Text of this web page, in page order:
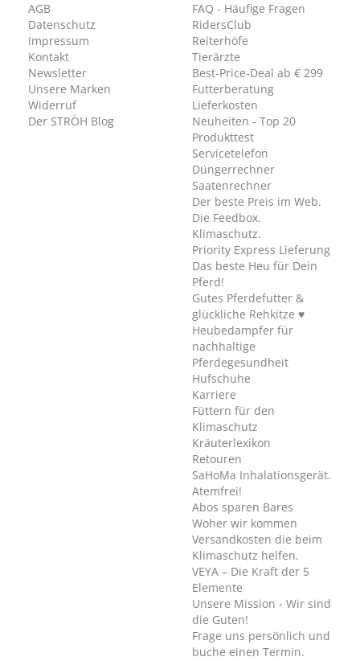
AGB
Datenschutz
Impressum
Kontakt
Newsletter
Unsere Marken
Widerruf
Der STRÖH Blog
FAQ - Häufige Fragen
RidersClub
Reiterhöfe
Tierärzte
Best-Price-Deal ab € 299
Futterberatung
Lieferkosten
Neuheiten - Top 20
Produkttest
Servicetelefon
Düngerrechner
Saatenrechner
Der beste Preis im Web.
Die Feedbox.
Klimaschutz.
Priority Express Lieferung
Das beste Heu für Dein
Pferd!
Gutes Pferdefutter &
glückliche Rehkitze ♥
Heubedampfer für
nachhaltige
Pferdegesundheit
Hufschuhe
Karriere
Füttern für den
Klimaschutz
Kräuterlexikon
Retouren
SaHoMa Inhalationsgerät.
Atemfrei!
Abos sparen Bares
Woher wir kommen
Versandkosten die beim
Klimaschutz helfen.
VEYA – Die Kraft der 5
Elemente
Unsere Mission - Wir sind
die Guten!
Frage uns persönlich und
buche einen Termin.